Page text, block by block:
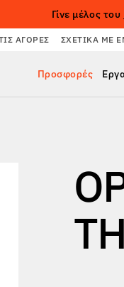
Γίνε μέλος του
ΑΓΟΡΈΣ ΣΧΕΤΙΚΆ ΜΕ
Προσφορές